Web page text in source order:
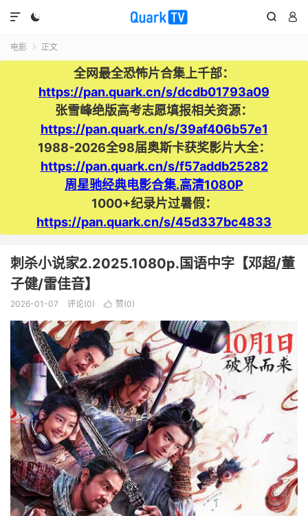
  

电影  正文
全网最全恐怖片合集上千部：
https://pan.quark.cn/s/dcdb01793a09
张雪峰绝版高考志愿填报相关资源：
https://pan.quark.cn/s/39af406b57e1
1988-2026全98届奥斯卡获奖影片大全：
https://pan.quark.cn/s/f57addb25282
周星驰经典电影合集.高清1080P
1000+纪录片过暑假：
https://pan.quark.cn/s/45d337bc4833
刺杀小说家2.2025.1080p.国语中字【邓超/董
子健/雷佳音】
2026-01-07 评论(0)  赞(0)